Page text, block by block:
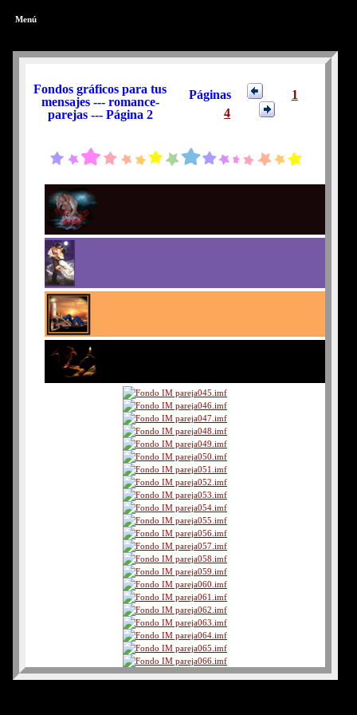
Menú
Fondos gráficos para tus
mensajes --- romance-
parejas --- Página 2
Páginas
1
4